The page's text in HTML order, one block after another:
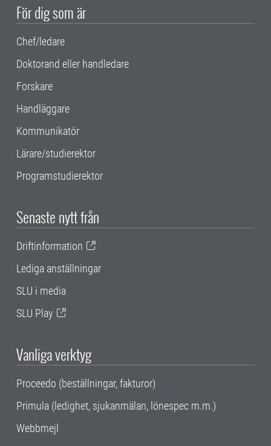
För dig som är
Chef/ledare
Doktorand eller handledare
Forskare
Handläggare
Kommunikatör
Lärare/studierektor
Programstudierektor
Senaste nytt från
Driftinformation
Lediga anställningar
SLU i media
SLU Play
Vanliga verktyg
Proceedo (beställningar, fakturor)
Primula (ledighet, sjukanmälan, lönespec m.m.)
Webbmejl